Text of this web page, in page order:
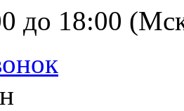
до 18:00